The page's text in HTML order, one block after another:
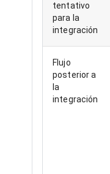
tentativo
para la
integración
Flujo
posterior a
la
integración